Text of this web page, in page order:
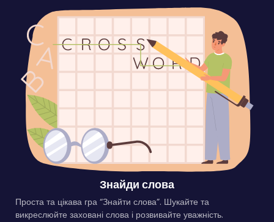
Знайди слова
Проста та цікава гра “Знайти слова”. Шукайте та
викреслюйте заховані слова і розвивайте уважність.